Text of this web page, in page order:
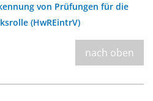
von Prüfungen für die
(HwREintrV)
nach oben